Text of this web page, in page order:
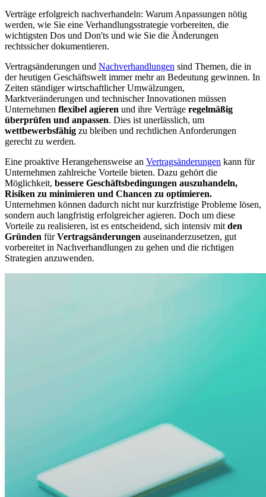
Verträge erfolgreich nachverhandeln: Warum Anpassungen nötig
werden, wie Sie eine Verhandlungsstrategie vorbereiten, die
wichtigsten Dos und Don'ts und wie Sie die Änderungen
rechtssicher dokumentieren.
Vertragsänderungen und Nachverhandlungen sind Themen, die in
der heutigen Geschäftswelt immer mehr an Bedeutung gewinnen. In
Zeiten ständiger wirtschaftlicher Umwälzungen,
Marktveränderungen und technischer Innovationen müssen
Unternehmen flexibel agieren und ihre Verträge regelmäßig
überprüfen und anpassen. Dies ist unerlässlich, um
wettbewerbsfähig zu bleiben und rechtlichen Anforderungen
gerecht zu werden.
Eine proaktive Herangehensweise an Vertragsänderungen kann für
Unternehmen zahlreiche Vorteile bieten. Dazu gehört die
Möglichkeit, bessere Geschäftsbedingungen auszuhandeln,
Risiken zu minimieren und Chancen zu optimieren.
Unternehmen können dadurch nicht nur kurzfristige Probleme lösen,
sondern auch langfristig erfolgreicher agieren. Doch um diese
Vorteile zu realisieren, ist es entscheidend, sich intensiv mit den
Gründen fürVertragsänderungen auseinanderzusetzen, gut
vorbereitet in Nachverhandlungen zu gehen und die richtigen
Strategien anzuwenden.